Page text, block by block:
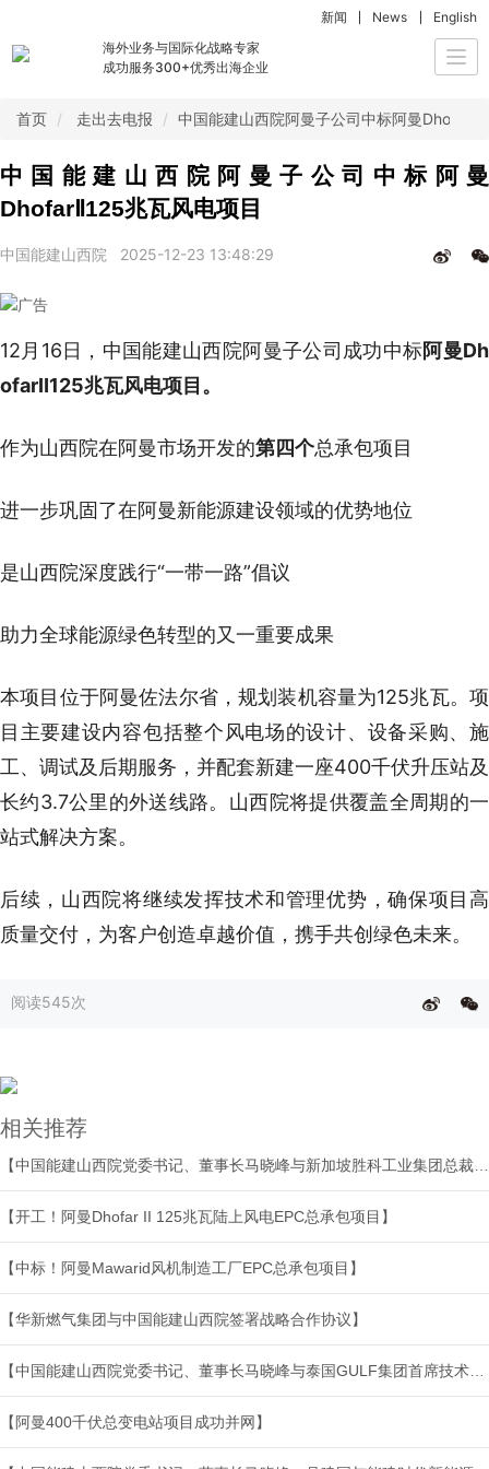
海外业务与国际化战略专家
成功服务300+优秀出海企业
新闻 News English
首页 走出去电报 中国能建山西院阿曼子公司中标阿曼
中国能建山西院阿曼子公司中标阿曼
DhofarⅡ125兆瓦风电项目
中国能建山西院 2025-12-23 13:48:29
12月16日，中国能建山西院阿曼子公司成功中标阿曼Dh
ofarⅡ125兆瓦风电项目。
作为山西院在阿曼市场开发的第四个总承包项目
进一步巩固了在阿曼新能源建设领域的优势地位
是山西院深度践行“一带一路”倡议
助力全球能源绿色转型的又一重要成果
本项目位于阿曼佐法尔省，规划装机容量为125兆瓦。项
目主要建设内容包括整个风电场的设计、设备采购、施
工、调试及后期服务，并配套新建一座400千伏升压站及
长约3.7公里的外送线路。山西院将提供覆盖全周期的一
站式解决方案。
后续，山西院将继续发挥技术和管理优势，确保项目高
质量交付，为客户创造卓越价值，携手共创绿色未来。
阅读545次
相关推荐
【开工！阿曼Dhofar II 125兆瓦陆上风电EPC总承包项目】
【中标！阿曼Mawarid风机制造工厂EPC总承包项目】
【华新燃气集团与中国能建山西院签署战略合作协议】
【阿曼400千伏总变电站项目成功并网】